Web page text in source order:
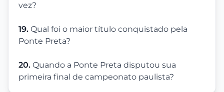
vez?
19. Qual foi o maior título conquistado pela
Ponte Preta?
20. Quando a Ponte Preta disputou sua
primeira final de campeonato paulista?